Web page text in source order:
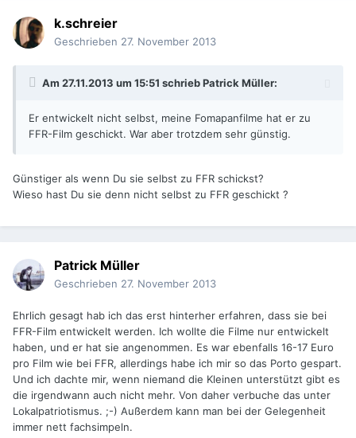
k.schreier
Geschrieben 27. November 2013
Am 27.11.2013 um 15:51 schrieb Patrick Müller:
Er entwickelt nicht selbst, meine Fomapanfilme hat er zu
FFR-Film geschickt. War aber trotzdem sehr günstig.
Günstiger als wenn Du sie selbst zu FFR schickst?
Wieso hast Du sie denn nicht selbst zu FFR geschickt ?
Patrick Müller
Geschrieben 27. November 2013
Ehrlich gesagt hab ich das erst hinterher erfahren, dass sie bei
FFR-Film entwickelt werden. Ich wollte die Filme nur entwickelt
haben, und er hat sie angenommen. Es war ebenfalls 16-17 Euro
pro Film wie bei FFR, allerdings habe ich mir so das Porto gespart.
Und ich dachte mir, wenn niemand die Kleinen unterstützt gibt es
die irgendwann auch nicht mehr. Von daher verbuche das unter
Lokalpatriotismus. ;-) Außerdem kann man bei der Gelegenheit
immer nett fachsimpeln.